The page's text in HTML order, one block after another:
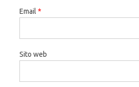
Email *
Sito web